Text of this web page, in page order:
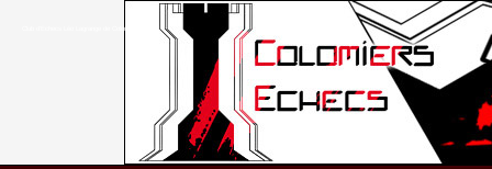
Club d’Echecs Léo Lagrange de Colomiers